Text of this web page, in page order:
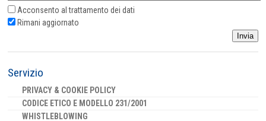
Acconsento altrattamento dei dati
Rimani aggiornato
Invia
Servizio
PRIVACY & COOKIE POLICY
CODICE ETICO E MODELLO 231/2001
WHISTLEBLOWING